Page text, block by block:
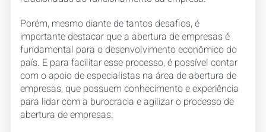
Porém, mesmo diante de tantos desafios, é
importante destacar que a abertura de empresas é
fundamental para o desenvolvimento econômico do
país. E para facilitar esse processo, é possível contar
com o apoio de especialistas na área de abertura de
empresas, que possuem conhecimento e experiência
para lidar com a burocracia e agilizar o processo de
abertura de empresas.